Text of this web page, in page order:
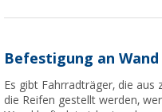
Befestigung an Wand
Es gibt Fahrradträger, die aus
die Reifen gestellt werden,